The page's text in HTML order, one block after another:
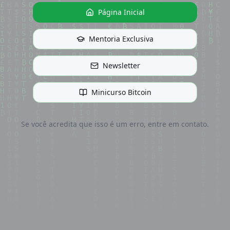
Página Inicial
Mentoria Exclusiva
Newsletter
Minicurso Bitcoin
Se você acredita que isso é um erro, entre em contato.